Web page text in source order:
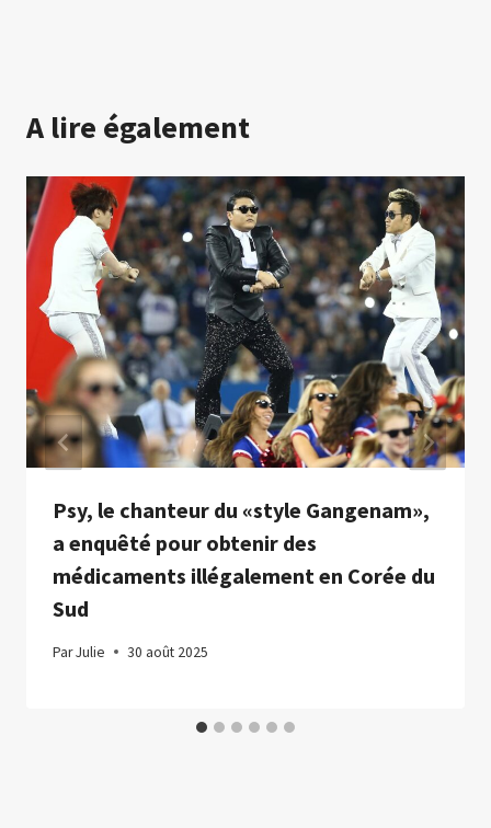
A lire également
Psy, le chanteur du «style Gangenam»,
a enquêté pour obtenir des
médicaments illégalement en Corée du
Sud
ParJulie 30 août 2025